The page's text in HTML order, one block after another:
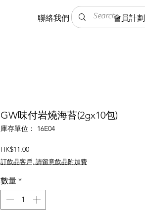
聯絡我們 會員計劃
GW味付岩燒海苔(2gx10包)
庫存單位： 16E04
HK$11.00價
格
訂飲品客戶, 請留意飲品附加費
數量 *